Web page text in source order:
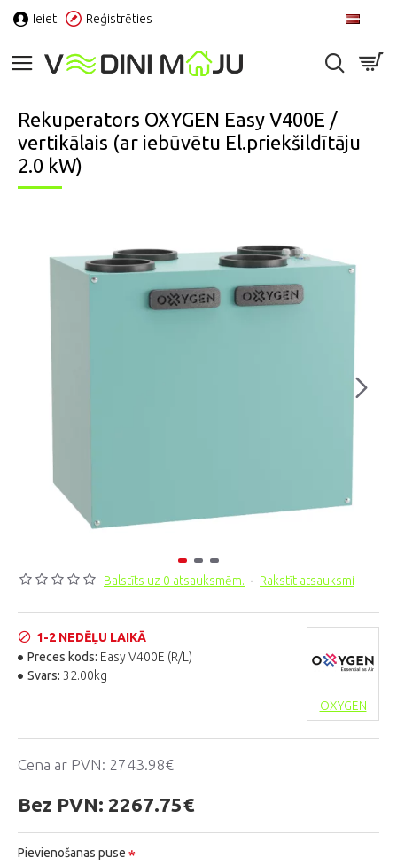
Ieiet Reģistrēties
Rekuperators OXYGEN Easy V400E /
vertikālais (ar iebūvētu El.priekšildītāju
2.0 kW)
Balstīts uz 0 atsauksmēm. - Rakstīt atsauksmi
Cena ar PVN: 2743.98€
Bez PVN: 2267.75€
1-2 NEDĒĻU LAIKĀ
Preces kods: Easy V400E (R/L)
Svars: 32.00kg
OXYGEN
Pievienošanas puse